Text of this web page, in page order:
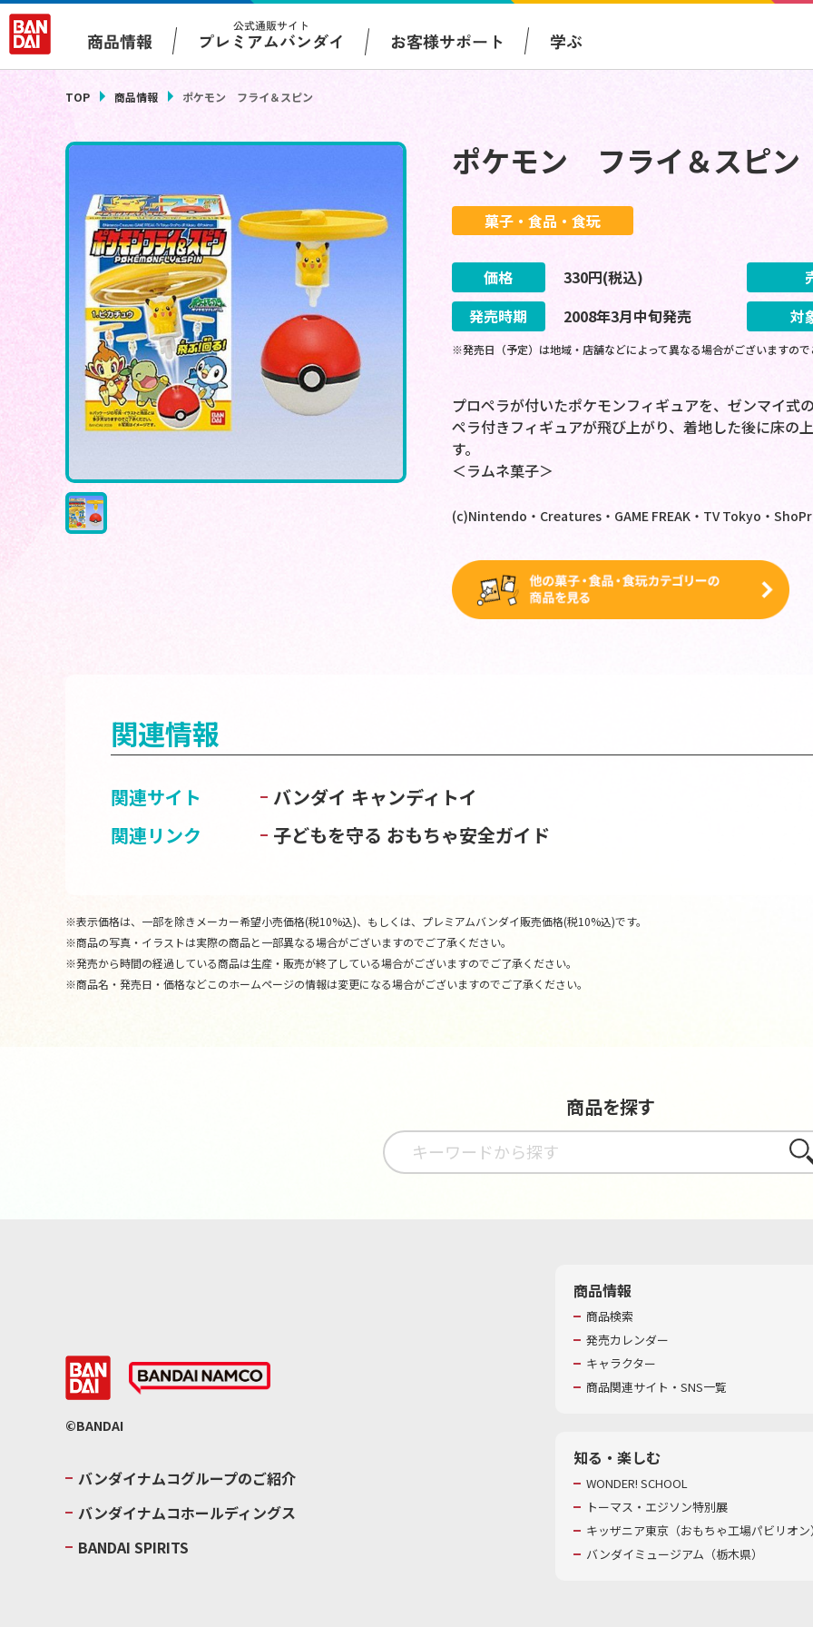
商品情報
公式通販サイト
プレミアムバンダイ お客様サポート 学ぶ
TOP 商品情報 ポケモン フライ＆スピン
ポケモン フライ＆スピン
菓子・食品・食玩
価格 330円(税込)
発売時期
2008年3月中旬発売 対
※発売日（予定）は地域・店舗などによって異なる場合がございますの
プロペラが付いたポケモンフィギュアを、ゼンマイ
ペラ付きフィギュアが飛び上がり、着地した後に床の
す。
＜ラムネ菓子＞
(c)Nintendo・Creatures・GAME FREAK・TV Tokyo・
関連情報
関連サイト
バンダイ キャンディトイ
関連リンク
子どもを守る おもちゃ安全ガイド
※表示価格は、一部を除きメーカー希望小売価格(税10%込)、もしくは、プレミアムバンダイ販売価格(税10%込)です。
※商品の写真・イラストは実際の商品と一部異なる場合がございますのでご了承ください。
※発売から時間の経過している商品は生産・販売が終了している場合がございますのでご了承ください。
※商品名・発売日・価格などこのホームページの情報は変更になる場合がございますのでご了承ください。
商品を探す
さが
©BANDAI
バンダイナムコグループのご紹介
バンダイナムコホールディングス
BANDAI SPIRITS
商品情報
商品検索
発売カレンダー
キャラクター
商品関連サイト・SNS一覧
知る・楽しむ
WONDER! SCHOOL
トーマス・エジソン特別展
キッザニア東京（おもちゃ工場パビリオ
バンダイミュージアム（栃木県）